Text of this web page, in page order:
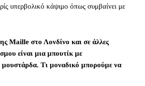
υπερβολικό κάψιμο όπως συμβαίνει με
Maille στο Λονδίνο και σε άλλες
είναι μια μπουτίκ με
Τι μοναδικό μπορούμε να